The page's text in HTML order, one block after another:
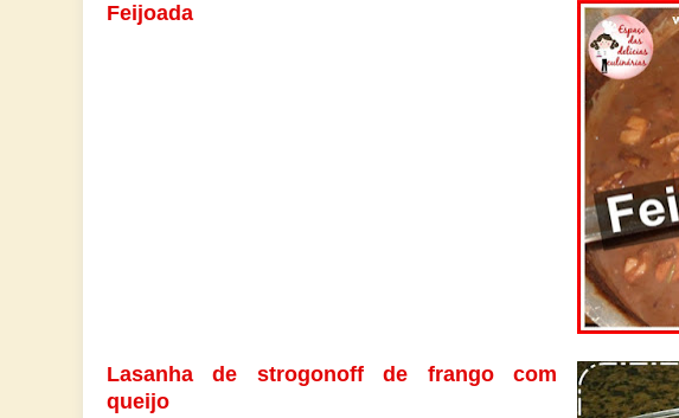
Feijoada
Lasanha de strogonoff de frango com
queijo